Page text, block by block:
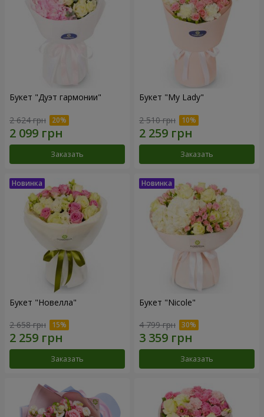
Букет "Дуэт гармонии"
2 624 грн
Заказать
Букет "My Lady"
2 510 грн
Заказать
Букет "Новелла"
2 658 грн
Заказать
Букет "Nicole"
4 799 грн
Заказать